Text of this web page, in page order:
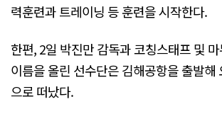
력훈련과 트레이닝 등 훈련을 시작한다.
한편, 2일 박진만 감독과 코칭스태프 및
이름을 올린 선수단은 김해공항을 출발해
으로 떠났다.